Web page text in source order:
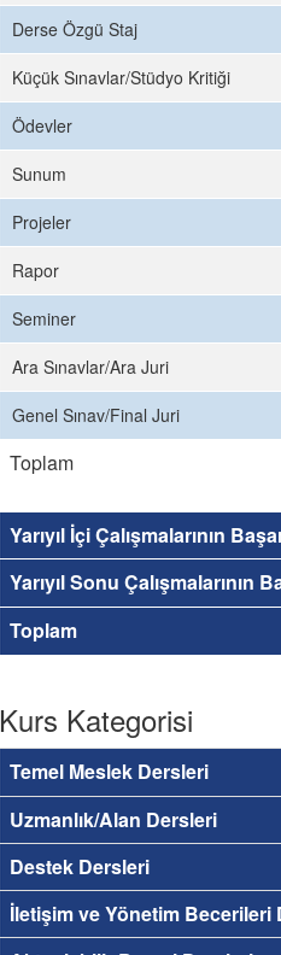
Derse Özgü Staj
Küçük Sınavlar/Stüdyo Kritiği
Ödevler
Sunum
Projeler
Rapor
Seminer
Ara Sınavlar/Ara Juri
Genel Sınav/Final Juri
Toplam
Yarıyıl İçi Çalışmalarının
Yarıyıl Sonu Çalışmalarının
Toplam
Kurs Kategorisi
Temel Meslek Dersleri
Uzmanlık/Alan Dersleri
Destek Dersleri
İletişim ve Yönetim Becerileri